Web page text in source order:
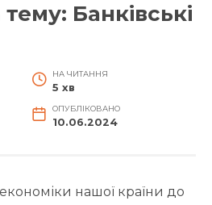
Банківські
НА ЧИТАННЯ
5 хв
ОПУБЛІКОВАНО
10.06.2024
нашої країни до